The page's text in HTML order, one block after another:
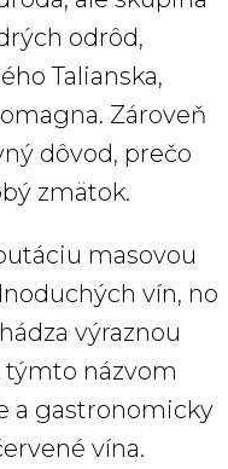
odrôd,
Talianska,
Zároveň
dôvod, prečo
zmätok.
masovou
vín, no
výraznou
týmto názvom
a gastronomicky
vína.